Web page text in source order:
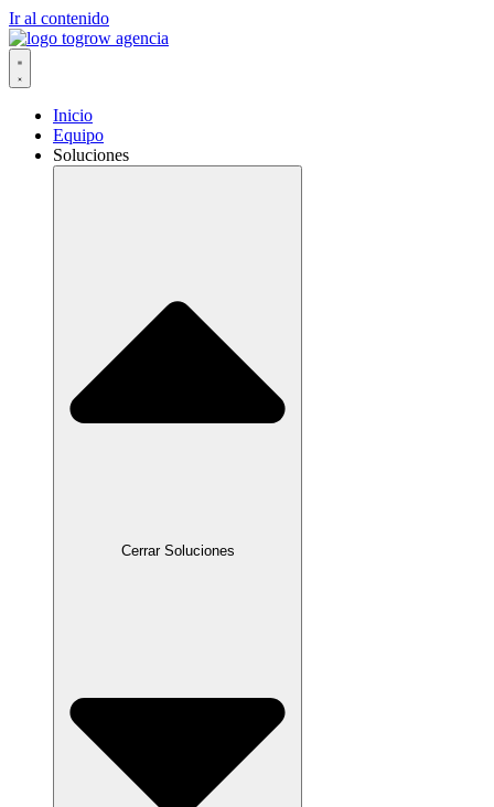
Ir al contenido
Inicio
Equipo
Soluciones
Cerrar Soluciones